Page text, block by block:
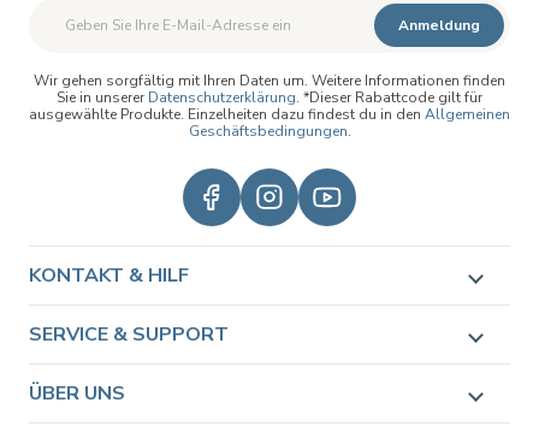
Anmeldung
Wir gehen sorgfältig mit Ihren Daten um. Weitere Informationen finden
Sie in unserer Datenschutzerklärung. *Dieser Rabattcode gilt für
ausgewählte Produkte. Einzelheiten dazu findest du in den Allgemeinen
Geschäftsbedingungen.
KONTAKT & HILF
SERVICE & SUPPORT
ÜBER UNS